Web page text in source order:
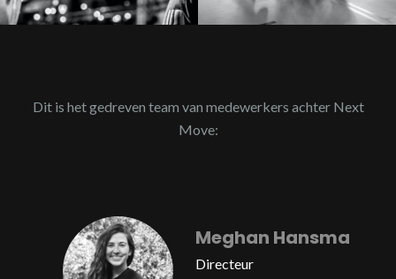
Dit is het gedreven team van medewerkers achter Next
Move:
Meghan Hansma
Directeur